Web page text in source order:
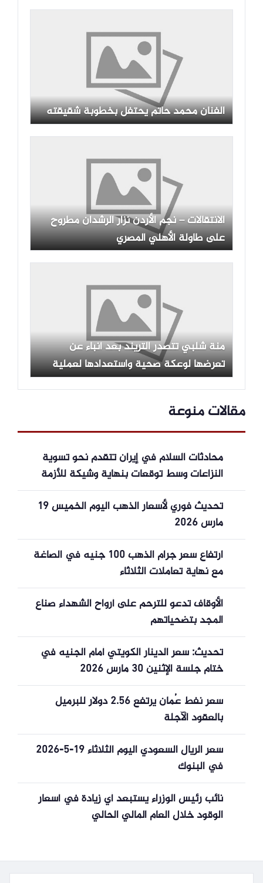
الفنان محمد حاتم يحتفل بخطوبة شقيقته
الانتقالات – نجم الأردن نزار الرشدان مطروح
على طاولة الأهلي المصري
منة شلبي تتصدر التريند بعد أنباء عن
تعرضها لوعكة صحية واستعدادها لعملية
جراحية
مقالات منوعة
محادثات السلام في إيران تتقدم نحو تسوية
النزاعات وسط توقعات بنهاية وشيكة للأزمة
تحديث فوري لأسعار الذهب اليوم الخميس 19
مارس 2026
ارتفاع سعر جرام الذهب 100 جنيه في الصاغة
مع نهاية تعاملات الثلاثاء
الأوقاف تدعو للترحم على أرواح الشهداء صناع
المجد بتضحياتهم
تحديث: سعر الدينار الكويتي أمام الجنيه في
ختام جلسة الإثنين 30 مارس 2026
سعر نفط عُمان يرتفع 2.56 دولار للبرميل
بالعقود الآجلة
سعر الريال السعودي اليوم الثلاثاء 19-5-2026
في البنوك
نائب رئيس الوزراء يستبعد أي زيادة في أسعار
الوقود خلال العام المالي الحالي